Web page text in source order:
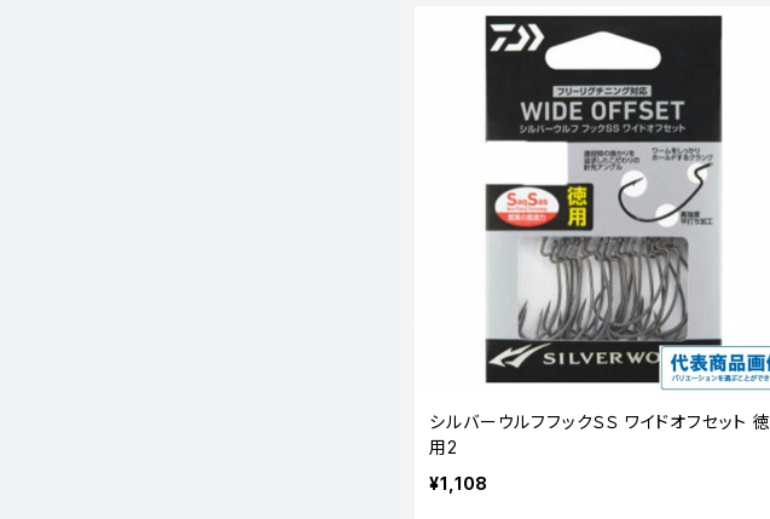
シルバーウルフフックＳＳ ワイドオフセット 徳
用2
¥1,108